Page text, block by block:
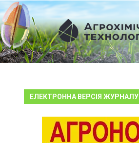
ЕЛЕКТРОННА ВЕРСІЯ ЖУРНАЛУ